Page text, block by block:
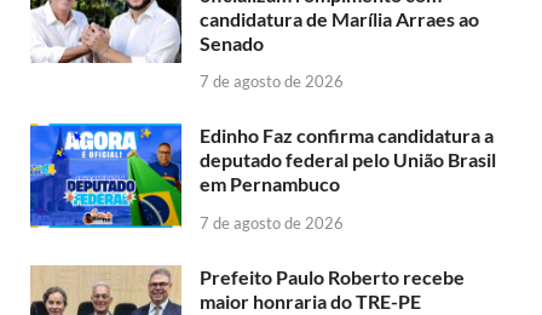
candidatura de Marília Arraes ao
Senado
7 de agosto de 2026
Edinho Faz confirma candidatura a
deputado federal pelo União Brasil
em Pernambuco
7 de agosto de 2026
Prefeito Paulo Roberto recebe
maior honraria do TRE-PE